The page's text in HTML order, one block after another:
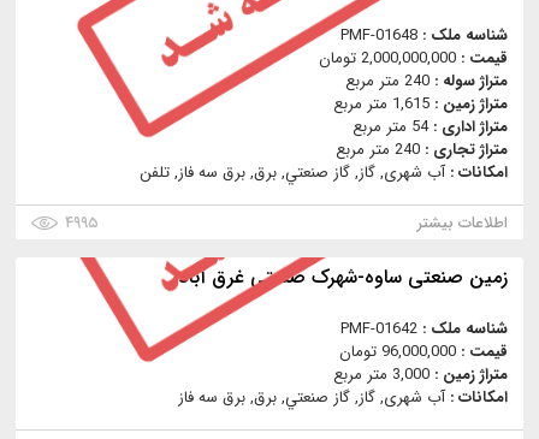
شناسه ملک : PMF-01648
قیمت : 2,000,000,000 تومان
متراژ سوله : 240 متر مربع
متراژ زمین : 1,615 متر مربع
متراژ اداری :54 متر مربع
متراژ تجاری : 240 متر مربع
امکانات :آب شهری, گاز, گاز صنعتي, برق, برق سه فاز, تلفن
اطلاعات بیشتر
۴۹۹۵
زمین صنعتی ساوه-شهرک صنعتی غرق آباد
شناسه ملک : PMF-01642
قیمت : 96,000,000 تومان
متراژ زمین : 3,000 متر مربع
امکانات :آب شهری, گاز, گاز صنعتي, برق, برق سه فاز